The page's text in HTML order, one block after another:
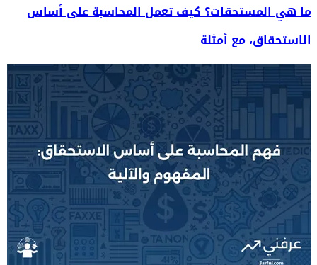
ما هي المستحقات؟ كيف تعمل المحاسبة على أساس
الاستحقاق، مع أمثلة